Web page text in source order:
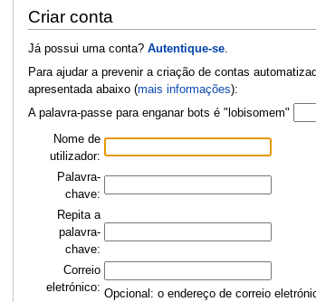
Criar conta
Já possui uma conta? Autentique-se.
Para ajudar a prevenir a criação de contas
apresentada abaixo (mais informações):
A palavra-passe para enganar bots é "lobisomem"
Nome de
utilizador:
Palavra-
chave:
Repita a
palavra-
chave:
Correio
eletrónico: Opcional: o endereço de correio